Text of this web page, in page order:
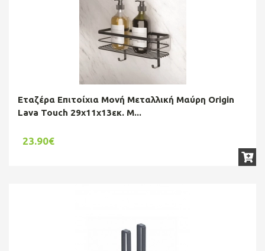
Εταζέρα Επιτοίχια Μονή Μεταλλική Μαύρη Origin
Lava Touch 29x11x13εκ. M...
23.90€